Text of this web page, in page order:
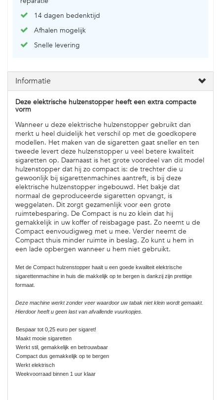
14 dagen bedenktijd
Afhalen mogelijk
Snelle levering
Informatie
Deze elektrische hulzenstopper heeft een extra compacte
vorm
Wanneer u deze elektrische hulzenstopper gebruikt dan
merkt u heel duidelijk het verschil op met de goedkopere
modellen. Het maken van de sigaretten gaat sneller en ten
tweede levert deze hulzenstopper u veel betere kwaliteit
sigaretten op. Daarnaast is het grote voordeel van dit model
hulzenstopper dat hij zo compact is: de trechter die u
gewoonlijk bij sigarettenmachines aantreft, is bij deze
elektrische hulzenstopper ingebouwd. Het bakje dat
normaal de geproduceerde sigaretten opvangt, is
weggelaten. Dit zorgt gezamenlijk voor een grote
ruimtebesparing. De Compact is nu zo klein dat hij
gemakkelijk in uw koffer of reisbagage past. Zo neemt u de
Compact eenvoudigweg met u mee. Verder neemt de
Compact thuis minder ruimte in beslag. Zo kunt u hem in
een lade opbergen wanneer u hem niet gebruikt.
Met de Compact hulzenstopper haalt u een goede kwaliteit elektrische
sigarettenmachine in huis die makkelijk op te bergen is dankzij zijn prettige
formaat.
Deze machine werkt zonder veer waardoor uw tabak niet klein wordt gemaakt.
Hierdoor heeft u geen last van afvallende vuurkopjes.
Bespaar tot 0,25 euro per sigaret!
Maakt mooie sigaretten
Werkt stil, gemakkelijk en betrouwbaar
Compact dus gemakkelijk op te bergen
Werkt elektrisch
Weekvoorraad binnen 1 uur klaar